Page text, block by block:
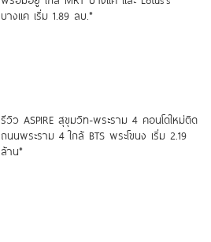
บางแค เริ่ม 1.89 ลบ.*
รีวิว ASPIRE สุขุมวิท-พระราม 4 คอนโดใหม่ติด
ถนนพระราม 4 ใกล้ BTS พระโขนง เริ่ม 2.19
ล้าน*